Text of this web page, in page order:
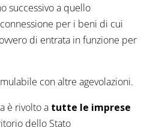
successivo a quello
per i beni di cui
di entrata in funzione per
con altre agevolazioni.
è rivolto a tutte le imprese
dello Stato